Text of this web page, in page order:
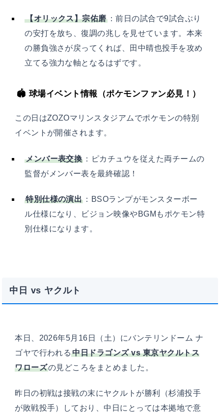
【オリックス】宗佑磨：前日の試合で9試合ぶり
の安打を放ち、復調の兆しを見せています。本来
の勝負強さが戻ってくれば、田中晴也投手を攻め
立てる強力な軸となるはずです。
🏟 球場イベント情報（ポケモンファン必見！）
この日はZOZOマリンスタジアムでポケモンの特別
イベントが開催されます。
メンバー表交換 ：ピカチュウを従えた両チームの
監督がメンバー表を最終確認！
特別仕様の演出 ：BSOランプがモンスターボー
ル仕様になり、ビジョン映像やBGMもポケモン特
別仕様になります。
中日 vs ヤクルト
本日、2026年5月16日（土）にバンテリンドーム ナ
ゴヤで行われる中日ドラゴンズ vs 東京ヤクルトス
ワローズの見どころをまとめました。
昨日の初戦は接戦の末にヤクルトが勝利（杉浦投手
が敗戦投手）しており、中日にとっては本拠地で意